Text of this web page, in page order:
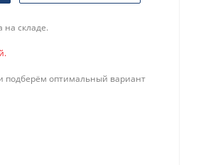
складе.
подберём оптимальный вариант